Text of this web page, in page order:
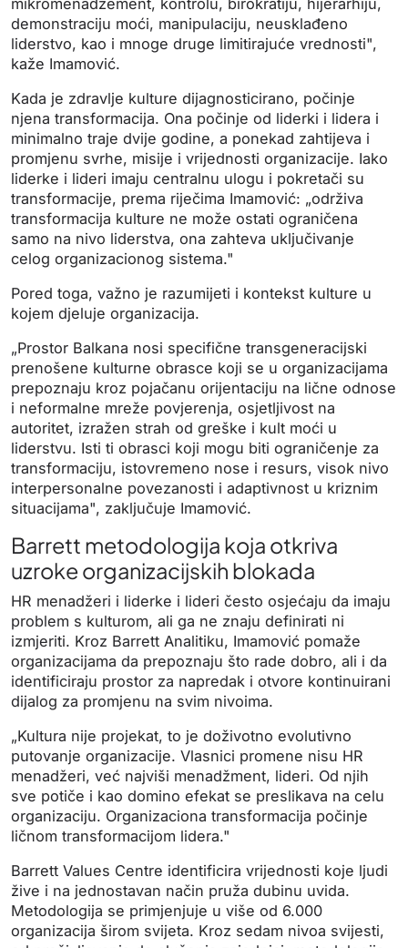
mikromenadžement, kontrolu, birokratiju, hijerarhiju,
demonstraciju moći, manipulaciju, neusklađeno
liderstvo, kao i mnoge druge limitirajuće vrednosti",
kaže Imamović.
Kada je zdravlje kulture dijagnosticirano, počinje
njena transformacija. Ona počinje od liderki i lidera i
minimalno traje dvije godine, a ponekad zahtijeva i
promjenu svrhe, misije i vrijednosti organizacije. Iako
liderke i lideri imaju centralnu ulogu i pokretači su
transformacije, prema riječima Imamović: „održiva
transformacija kulture ne može ostati ograničena
samo na nivo liderstva, ona zahteva uključivanje
celog organizacionog sistema."
Pored toga, važno je razumijeti i kontekst kulture u
kojem djeluje organizacija.
„Prostor Balkana nosi specifične transgeneracijski
prenošene kulturne obrasce koji se u organizacijama
prepoznaju kroz pojačanu orijentaciju na lične odnose
i neformalne mreže povjerenja, osjetljivost na
autoritet, izražen strah od greške i kult moći u
liderstvu. Isti ti obrasci koji mogu biti ograničenje za
transformaciju, istovremeno nose i resurs, visok nivo
interpersonalne povezanosti i adaptivnost u kriznim
situacijama", zaključuje Imamović.
Barrett metodologija koja otkriva
uzroke organizacijskih blokada
HR menadžeri i liderke i lideri često osjećaju da imaju
problem s kulturom, ali ga ne znaju definirati ni
izmjeriti. Kroz Barrett Analitiku, Imamović pomaže
organizacijama da prepoznaju što rade dobro, ali i da
identificiraju prostor za napredak i otvore kontinuirani
dijalog za promjenu na svim nivoima.
„Kultura nije projekat, to je doživotno evolutivno
putovanje organizacije. Vlasnici promene nisu HR
menadžeri, već najviši menadžment, lideri. Od njih
sve potiče i kao domino efekat se preslikava na celu
organizaciju. Organizaciona transformacija počinje
ličnom transformacijom lidera."
Barrett Values Centre identificira vrijednosti koje ljudi
žive i na jednostavan način pruža dubinu uvida.
Metodologija se primjenjuje u više od 6.000
organizacija širom svijeta. Kroz sedam nivoa svijesti,